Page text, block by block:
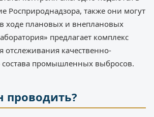
Росприроднадзора, также они могут
ходе плановых и внеплановых
предлагает комплекс
отслеживания качественно-
состава промышленных выбросов.
проводить?